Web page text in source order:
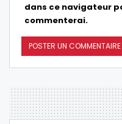
dans ce navigateur
commenterai.